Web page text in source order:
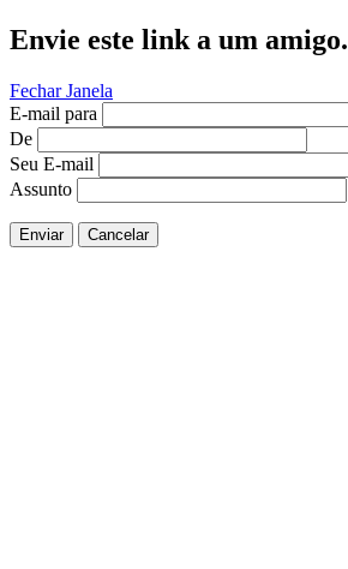
Envie este link a um amigo.
Fechar Janela
E-mail para
De
Seu E-mail
Assunto
Enviar Cancelar